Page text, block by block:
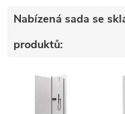
Nabízená sada se
produktů: